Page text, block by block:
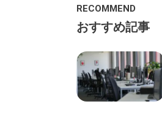
RECOMMEND
おすすめ記事